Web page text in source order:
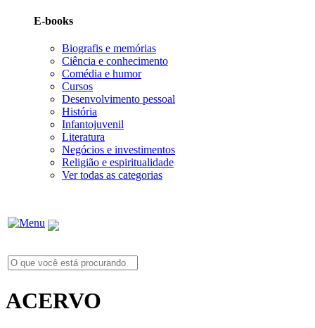
E-books
Biografis e memórias
Ciência e conhecimento
Comédia e humor
Cursos
Desenvolvimento pessoal
História
Infantojuvenil
Literatura
Negócios e investimentos
Religião e espiritualidade
Ver todas as categorias
ACERVO